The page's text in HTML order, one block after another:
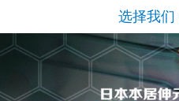
选择我们